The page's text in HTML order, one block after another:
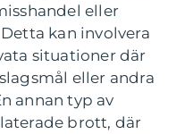
eller
kan involvera
situationer där
eller andra
annan typ av
brott, där